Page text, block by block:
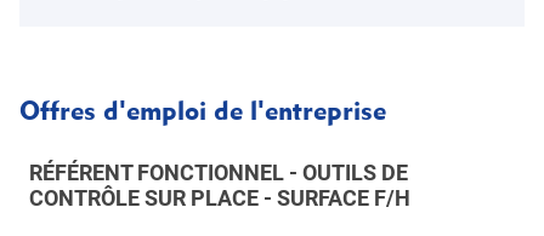
Offres d'emploi de l'entreprise
RÉFÉRENT FONCTIONNEL - OUTILS DE
CONTRÔLE SUR PLACE - SURFACE F/H